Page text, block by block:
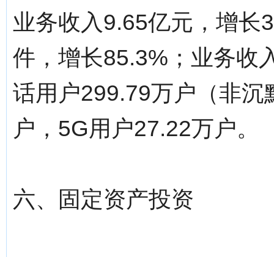
业务收入9.65亿元，增长
件，增长85.3%；业务收
话用户299.79万户（非
户，5G用户27.22万户。
六、固定资产投资